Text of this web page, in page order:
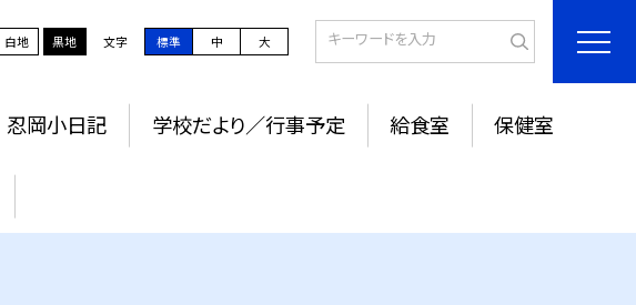
白地 黒地 文字 標準 中 大
忍岡小日記 学校だより／行事予定 給食室 保健室